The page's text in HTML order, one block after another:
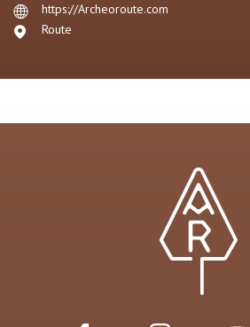
https://Archeoroute.com
Route